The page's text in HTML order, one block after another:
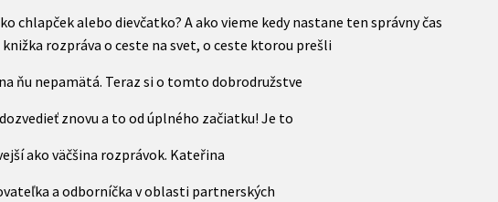
chlapček alebo dievčatko? A ako vieme kedy nastane ten správny čas
rozpráva o ceste na svet, o ceste ktorou prešli
ňu nepamätá. Teraz si o tomto dobrodružstve
znovu a to od úplného začiatku! Je to
ako väčšina rozprávok. Kateřina
a odborníčka v oblasti partnerských